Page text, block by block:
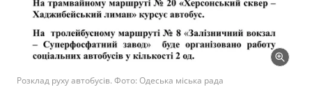
Розклад руху автобусів. Фото: Одеська міська рада